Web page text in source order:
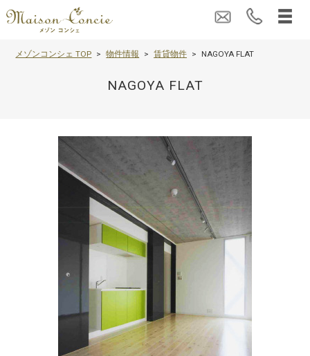
メゾンコンシェ TOP 物件情報 賃貸物件 NAGOYA FLAT
NAGOYA FLAT